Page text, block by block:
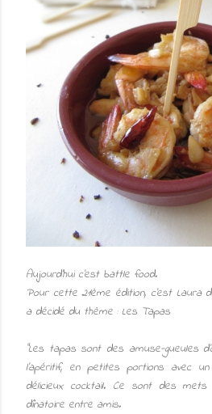
Aujourd'hui c'est battle food.
Pour cette 21ème édition, c'est Laura
a décidé du thème : Les Tapas
"Les tapas sont des amuse-gueules
l'apéritif, en petites portions avec
délicieux cocktail. Ce sont des
dînatoire entre amis.